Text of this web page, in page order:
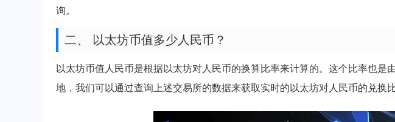
询。
二、 以太坊币值多少人民币？
以太坊币值人民币是根据以太坊对人民币的换算比率来计算的。这个比率也是
地，我们可以通过查询上述交易所的数据来获取实时的以太坊对人民币的兑换比